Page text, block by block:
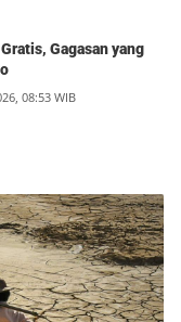
Gagasan yang
08:53 WIB